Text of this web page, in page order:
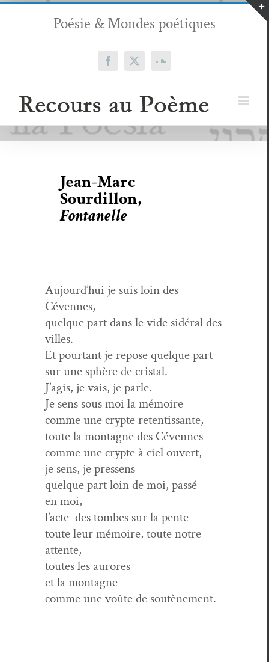
Passer
contenu
Poésie & Mondes poétiques
Facebook
X SoundCloud
Jean-Marc
Sourdillon,
Fontanelle
Aujourd’hui je suis loin des
Cévennes,
quelque part dans le vide sidéral des
villes.
Et pour­tant je repose quelque part
sur une sphère de cristal.
J’agis, je vais, je parle.
Je sens sous moi la mémoire
comme une crypte retentissante,
toute la mon­tagne des Cévennes
comme une crypte à ciel ouvert,
je sens, je pressens
quelque part loin de moi, passé
en moi,
l’acte des tombes sur la pente
toute leur mémoire, toute notre
attente,
toutes les aurores
et la montagne
comme une voûte de soutènement.